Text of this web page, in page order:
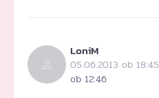
LoniM
05.06.2013 ob 18:45
ob 12:46